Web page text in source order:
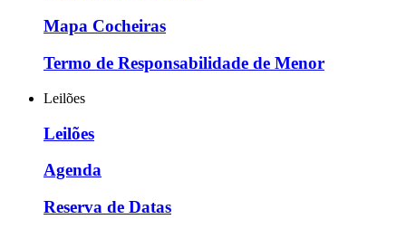
Mapa Cocheiras
Termo de Responsabilidade de Menor
Leilões
Leilões
Agenda
Reserva de Datas